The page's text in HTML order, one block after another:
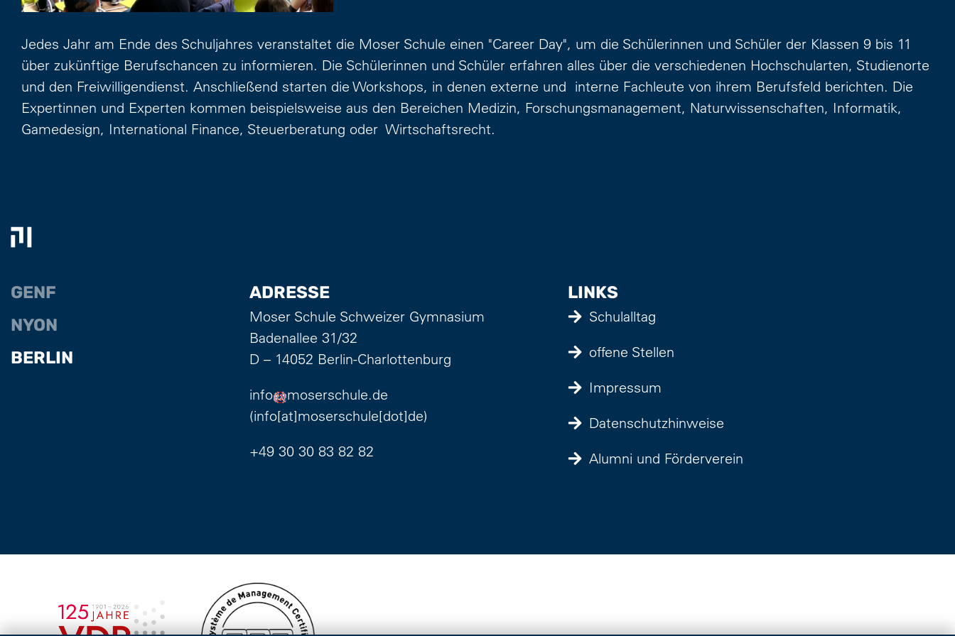
Jedes Jahr am Ende des Schuljahres veranstaltet die Moser Schule einen "Career Day", um die Schülerinnen und Schüler der Klassen 9 bis 11
über zukünftige Berufschancen zu informieren. Die Schülerinnen und Schüler erfahren alles über die verschiedenen Hochschularten, Studienorte
und den Freiwilligendienst. Anschließend starten die Workshops, in denen externe und interne Fachleute von ihrem Berufsfeld berichten. Die
Expertinnen und Experten kommen beispielsweise aus den Bereichen Medizin, Forschungsmanagement, Naturwissenschaften, Informatik,
Gamedesign, International Finance, Steuerberatung oder Wirtschaftsrecht.
GENF
NYON
BERLIN
ADRESSE
Moser Schule Schweizer Gymnasium
Badenallee 31/32
D – 14052 Berlin-Charlottenburg
info
moserschule.de
(info[at]moserschule[dot]de)
+49 30 30 83 82 82
LINKS
Schulalltag
offene Stellen
Impressum
Datenschutzhinweise
Alumni und Förderverein